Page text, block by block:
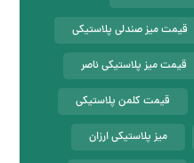
قیمت میز صندلی پلاستیکی
قیمت میز پلاستیکی ناصر
قیمت کلمن پلاستیکی
میز پلاستیکی ارزان